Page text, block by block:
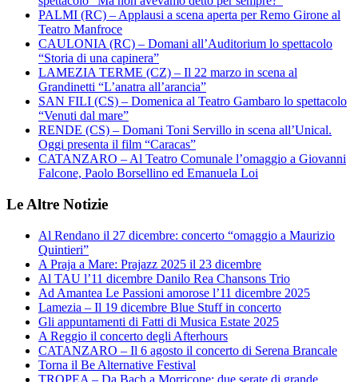
PALMI (RC) – Applausi a scena aperta per Remo Girone al
Teatro Manfroce
CAULONIA (RC) – Domani all’Auditorium lo spettacolo
“Storia di una capinera”
LAMEZIA TERME (CZ) – Il 22 marzo in scena al
Grandinetti “L’anatra all’arancia”
SAN FILI (CS) – Domenica al Teatro Gambaro lo spettacolo
“Venuti dal mare”
RENDE (CS) – Domani Toni Servillo in scena all’Unical.
Oggi presenta il film “Caracas”
CATANZARO – Al Teatro Comunale l’omaggio a Giovanni
Falcone, Paolo Borsellino ed Emanuela Loi
Le Altre Notizie
Al Rendano il 27 dicembre: concerto “omaggio a Maurizio
Quintieri”
A Praja a Mare: Prajazz 2025 il 23 dicembre
Al TAU l’11 dicembre Danilo Rea Chansons Trio
Ad Amantea Le Passioni amorose l’11 dicembre 2025
Lamezia – Il 19 dicembre Blue Stuff in concerto
Gli appuntamenti di Fatti di Musica Estate 2025
A Reggio il concerto degli Afterhours
CATANZARO – Il 6 agosto il concerto di Serena Brancale
Torna il Be Alternative Festival
TROPEA – Da Bach a Morricone: due serate di grande